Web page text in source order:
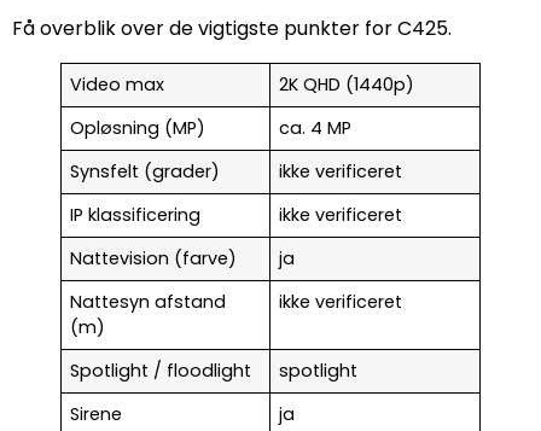
Få overblik over de vigtigste punkter for C425.
Video max
2K QHD (1440p)
Opløsning (MP)
ca. 4 MP
Synsfelt (grader)
ikke verificeret
IP klassificering
ikke verificeret
Nattevision (farve)
ja
Nattesyn afstand
(m)
ikke verificeret
Spotlight / floodlight
spotlight
Sirene
ja